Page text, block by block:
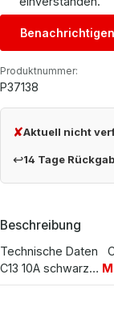
Produktnummer:
P37138
✘Aktuell nicht
↩14 Tage
Beschreibung
Technische Daten
C13 10A schwarz…